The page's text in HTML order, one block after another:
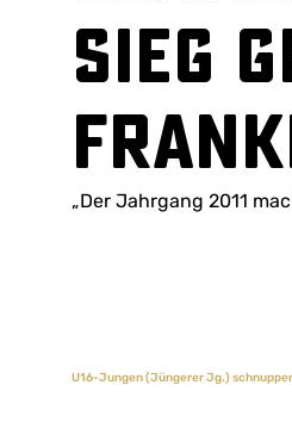
Sieg
„Der Jahrgang 2011
U16-Jungen (Jüngerer Jg.)